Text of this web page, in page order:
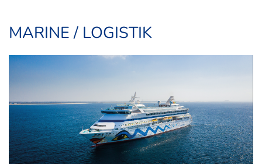
MARINE / LOGISTIK